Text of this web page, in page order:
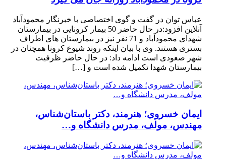
عباس توان در گفت و گوی اختصاصی با خبرنگار محمودآباد
آنلاین افزود:در حال حاضر 50 بیمار کرونایی در بیمارستان
شهدای محمودآباد و 71 نفر نیز در بیمارستان های اطراف
بستری هستند. وی با بیان اینکه روند شیوع کرونا همچنان در
شهر صعودی است ادامه داد: در حال حاضر ظرفیت
بیمارستان شهدا تکمیل شده است و […]
ایمان خسروی؛ هنرمند، دکتر باستان‌شناس،
مهندس، مولف، مدرس دانشگاه و…